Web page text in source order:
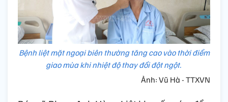
Bệnh liệt mặt ngoại biên thường tăng cao vào thời điểm
giao mùa khi nhiệt độ thay đổi đột ngột.
Ảnh: Vũ Hà - TTXVN